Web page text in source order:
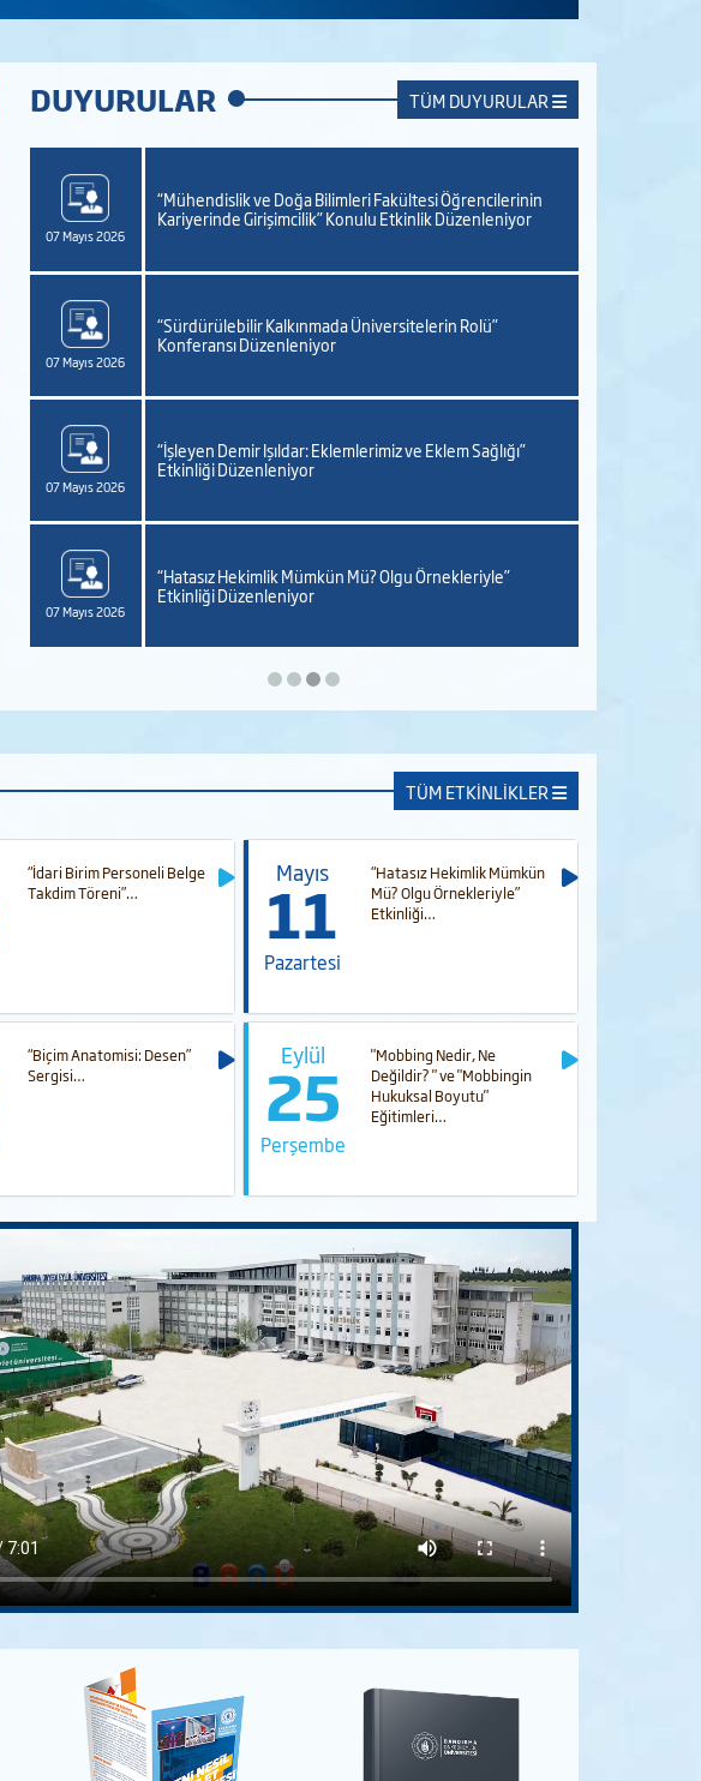
TÜM DUYURULAR
DUYURULAR
07 Mayıs 2026
“Mühendislik ve Doğa Bilimleri Fakültesi Öğrencilerinin
Kariyerinde Girişimcilik” Konulu Etkinlik Düzenleniyor
07 Mayıs 2026
“Sürdürülebilir Kalkınmada Üniversitelerin Rolü”
Konferansı Düzenleniyor
07 Mayıs 2026
“İşleyen Demir Işıldar: Eklemlerimiz ve Eklem Sağlığı”
Etkinliği Düzenleniyor
07 Mayıs 2026
“Hatasız Hekimlik Mümkün Mü? Olgu Örnekleriyle”
Etkinliği Düzenleniyor
TÜM ETKİNLİKLER
“İdari Birim Personeli Belge
Takdim Töreni”…
Mayıs
11
Pazartesi
“Hatasız Hekimlik Mümkün
Mü? Olgu Örnekleriyle”
Etkinliği…
“Biçim Anatomisi: Desen”
Sergisi…
Eylül
25
Perşembe
"Mobbing Nedir, Ne
Değildir? " ve "Mobbingin
Hukuksal Boyutu"
Eğitimleri…